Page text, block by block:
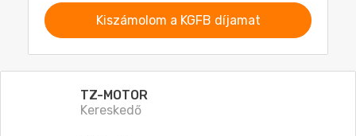
Kiszámolom a KGFB díjamat
TZ-MOTOR
Kereskedő